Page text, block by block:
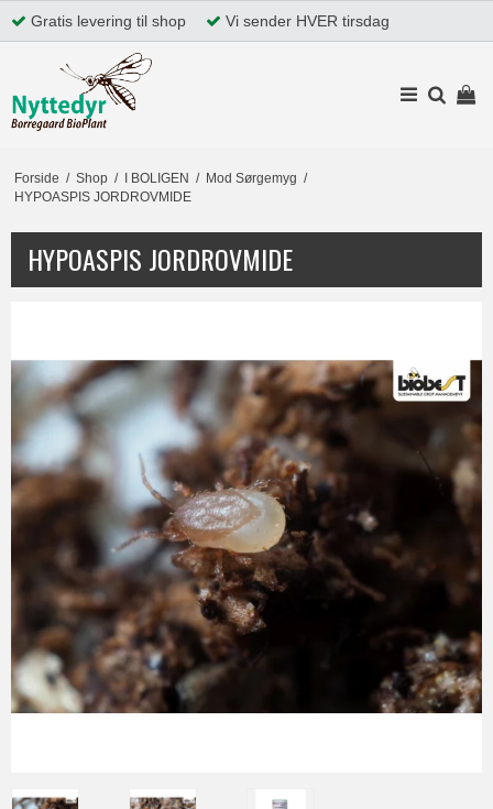
Gratis levering til shop Vi sender HVER tirsdag
Forside / Shop / I BOLIGEN / Mod Sørgemyg /
HYPOASPIS JORDROVMIDE
HYPOASPIS JORDROVMIDE